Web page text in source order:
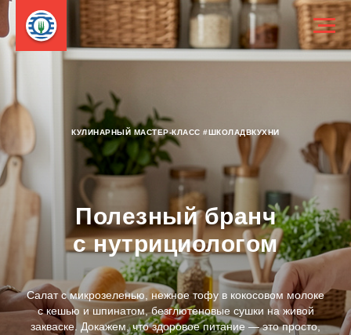
КУЛИНАРНЫЙ МАСТЕР-КЛАСС #ШКОЛАДВКУХНИ
Полезный бранч
с нутрициологом
Салат с микрозеленью, нежное тофу в кокосовом молоке
с кешью и шпинатом, безглютеновые сушки на живой
закваске. Докажем, что здоровое питание — это просто,